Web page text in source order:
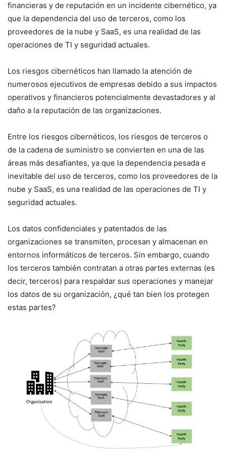
financieras y de reputación en un incidente cibernético, ya
que la dependencia del uso de terceros, como los
proveedores de la nube y SaaS, es una realidad de las
operaciones de TI y seguridad actuales.
Los riesgos cibernéticos han llamado la atención de
numerosos ejecutivos de empresas debido a sus impactos
operativos y financieros potencialmente devastadores y al
daño a la reputación de las organizaciones.
Entre los riesgos cibernéticos, los riesgos de terceros o
de la cadena de suministro se convierten en una de las
áreas más desafiantes, ya que la dependencia pesada e
inevitable del uso de terceros, como los proveedores de la
nube y SaaS, es una realidad de las operaciones de TI y
seguridad actuales.
Los datos confidenciales y patentados de las
organizaciones se transmiten, procesan y almacenan en
entornos informáticos de terceros. Sin embargo, cuando
los terceros también contratan a otras partes externas (es
decir, terceros) para respaldar sus operaciones y manejar
los datos de su organización, ¿qué tan bien los protegen
estas partes?